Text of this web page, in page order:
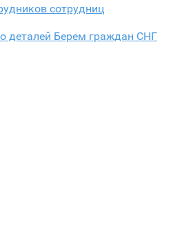
сотрудниц
деталей Берем граждан СНГ